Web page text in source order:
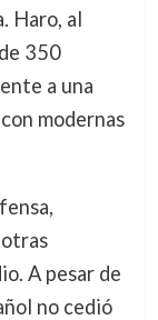
Haro, al
350
a una
modernas
A pesar de
no cedió